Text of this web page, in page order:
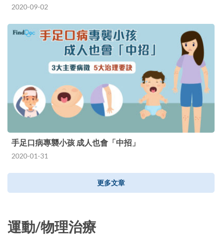
2020-09-02
手足口病專襲小孩 成人也會「中招」
2020-01-31
更多文章
運動/物理治療